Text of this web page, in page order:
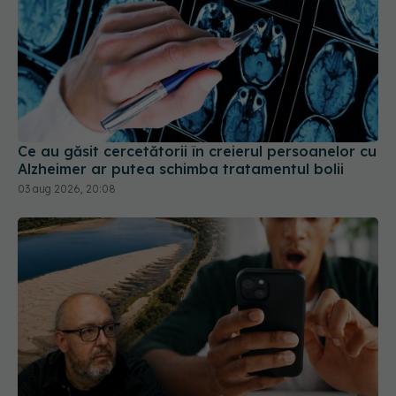
Ce au găsit cercetătorii în creierul persoanelor cu
Alzheimer ar putea schimba tratamentul bolii
03 aug 2026, 20:08